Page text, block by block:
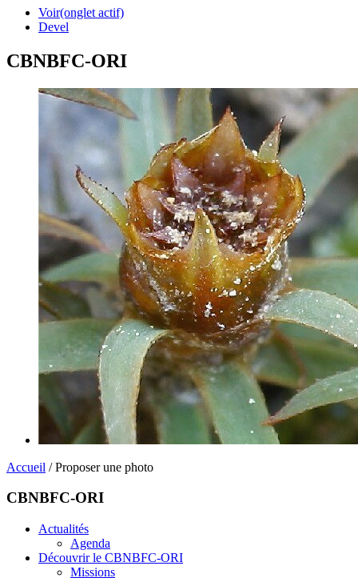
Voir(onglet actif)
Devel
CBNBFC-ORI
Accueil / Proposer une photo
CBNBFC-ORI
Actualités
Agenda
Découvrir le CBNBFC-ORI
Missions